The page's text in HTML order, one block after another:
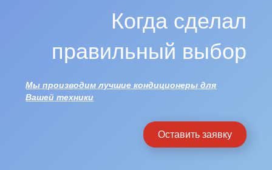
Когда сделал
правильный выбор
Мы производим лучшие кондиционеры для
Вашей техники
Оставить заявку